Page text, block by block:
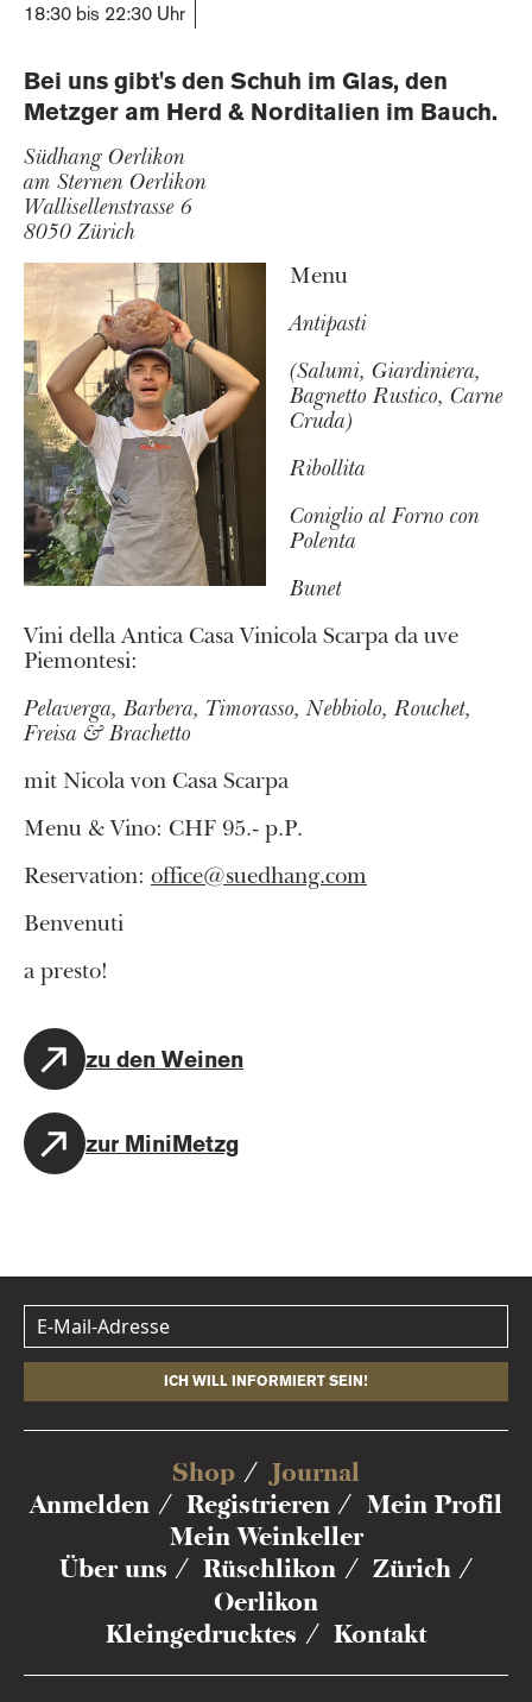
18:30 bis 22:30 Uhr
Bei uns gibt's den Schuh im Glas, den
Metzger am Herd & Norditalien im Bauch.
Südhang Oerlikon
am Sternen Oerlikon
Wallisellenstrasse 6
8050 Zürich
Menu
Antipasti
(Salumi, Giardiniera,
Bagnetto Rustico, Carne
Cruda)
Ribollita
Coniglio al Forno con
Polenta
Bunet
Vini della Antica Casa Vinicola Scarpa da uve
Piemontesi:
Pelaverga, Barbera, Timorasso, Nebbiolo, Rouchet,
Freisa & Brachetto
mit Nicola von Casa Scarpa
Menu & Vino: CHF 95.- p.P.
Reservation: office@suedhang.com
Benvenuti
a presto!
zu den Weinen
zur MiniMetzg
ICH WILL INFORMIERT SEIN!
Shop
Journal
Anmelden
Registrieren
Mein Profil
Mein Weinkeller
Über uns
Rüschlikon
Zürich
Oerlikon
Kleingedrucktes
Kontakt